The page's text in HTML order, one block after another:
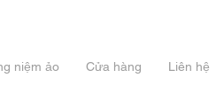
niệm ảo Cửa hàng Liên hệ